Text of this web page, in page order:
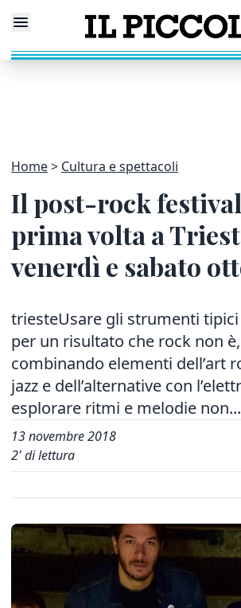
Home Cultura e spettacoli
Il post-rock
prima volta a
venerdì e sabato
triesteUsare gli strumenti
per un risultato che rock non è,
combinando elementi dell’art
jazz e dell’alternative con
esplorare ritmi e melodie non...
13 novembre 2018
2' di lettura